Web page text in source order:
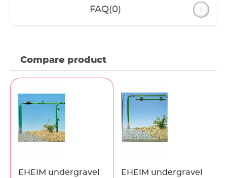
FAQ(0)
Compare product
EHEIM undergravel
EHEIM undergravel